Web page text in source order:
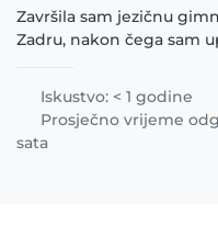
Završila sam jezičnu
Zadru, nakon čega sam
Zdravstvenom
Zagrebu. Tijekom srednje
volontirala sam s djecom
autizmom,..
Iskustvo: < 1 godine
Prosječno vrijeme
sata